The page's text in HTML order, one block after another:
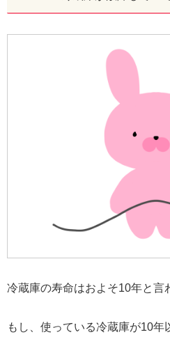
冷蔵庫の寿命はおよそ10年と言
もし、使っている冷蔵庫が10年